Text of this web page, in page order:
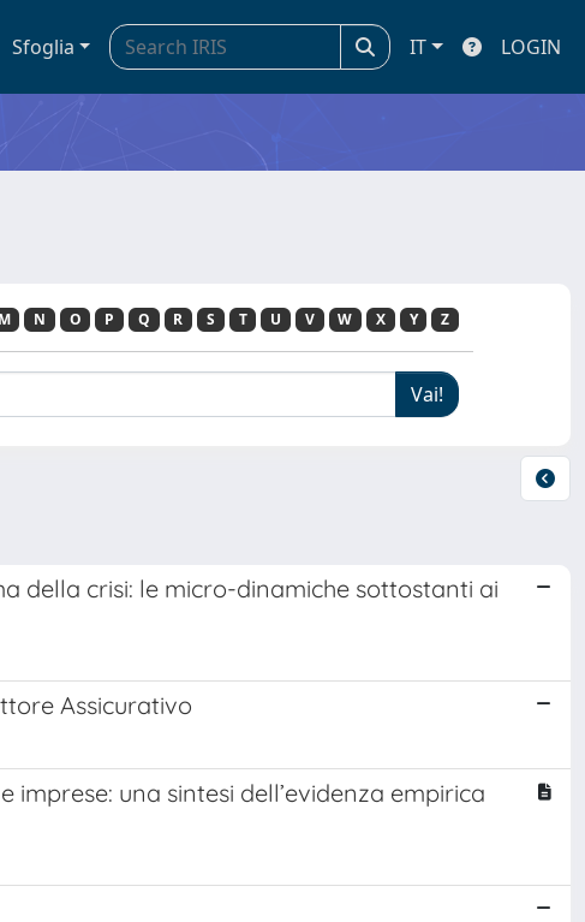
Sfoglia IT LOGIN
M N O P Q R S T U V W X Y Z
della crisi: le micro-dinamiche sottostanti ai
Assicurativo
una sintesi dell’evidenza empirica